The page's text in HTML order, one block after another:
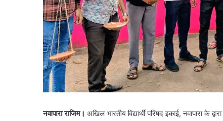
नवापारा राजिम। अखिल भारतीय विद्यार्थी परिषद इकाई, नवापारा के